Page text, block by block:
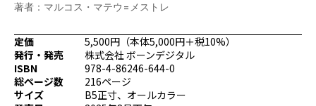
アート/イラスト
プログラミング/ウェブ
ファッション/デザイン/他
検定
著者：マルコス・マテウ=メストレ
定価
5,500円（本体5,000円＋税10%）
発行・発売
株式会社 ボーンデジタル
ISBN
978-4-86246-644-0
総ページ数
216ページ
サイズ
B5正寸、オールカラー